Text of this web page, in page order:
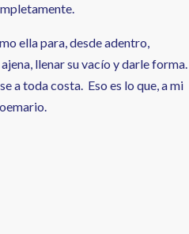
ella para, desde adentro,
llenar su vacío y darle forma.
a toda costa. Eso es lo que, a mi